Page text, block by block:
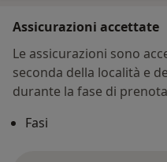
Assicurazioni accettate
Le assicurazioni sono
seconda della località e
durante la fase di
Fasi